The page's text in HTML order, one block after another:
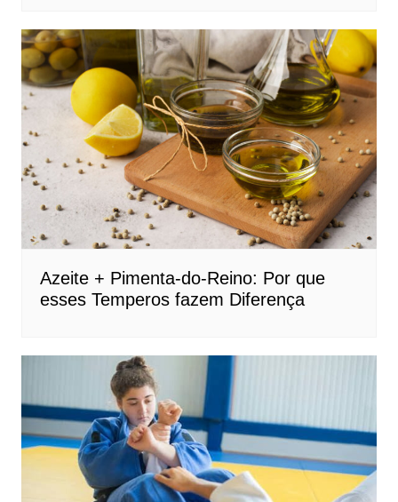
Azeite + Pimenta-do-Reino: Por que
esses Temperos fazem Diferença